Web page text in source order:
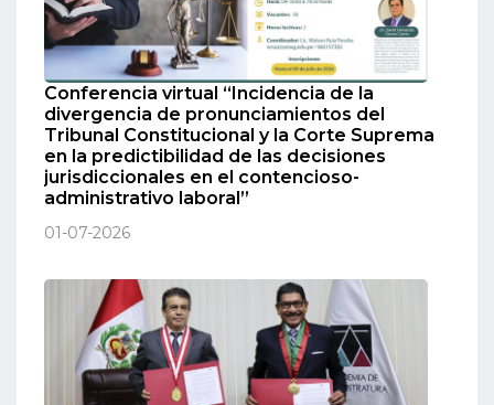
Conferencia virtual “Incidencia de la
divergencia de pronunciamientos del
Tribunal Constitucional y la Corte Suprema
en la predictibilidad de las decisiones
jurisdiccionales en el contencioso-
administrativo laboral”
01-07-2026